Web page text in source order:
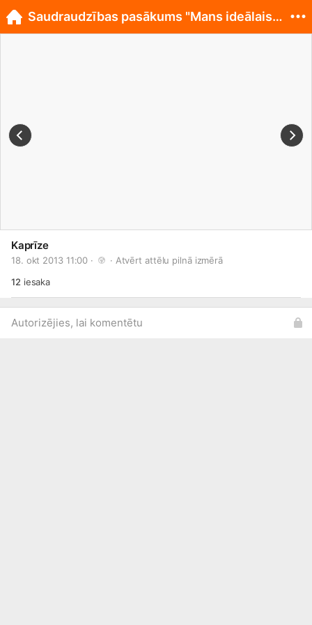
Kaprīze
18. okt 2013 11:00 · · Atvērt attēlu pilnā izmērā
12 iesaka
Autorizējies, lai komentētu
Saudraudzības pasākums "Mans ideālais dejotājs"